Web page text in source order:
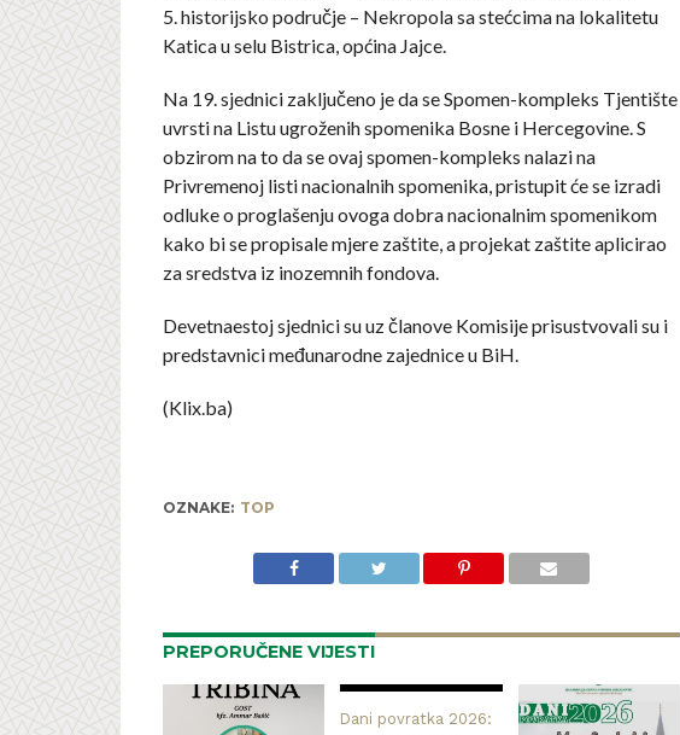
5. historijsko područje – Nekropola sa stećcima na lokalitetu
Katica u selu Bistrica, općina Jajce.
Na 19. sjednici zaključeno je da se Spomen-kompleks Tjentište
uvrsti na Listu ugroženih spomenika Bosne i Hercegovine. S
obzirom na to da se ovaj spomen-kompleks nalazi na
Privremenoj listi nacionalnih spomenika, pristupit će se izradi
odluke o proglašenju ovoga dobra nacionalnim spomenikom
kako bi se propisale mjere zaštite, a projekat zaštite aplicirao
za sredstva iz inozemnih fondova.
Devetnaestoj sjednici su uz članove Komisije prisustvovali su i
predstavnici međunarodne zajednice u BiH.
(Klix.ba)
OZNAKE: TOP
PREPORUČENE VIJESTI
Dani povratka 2026: